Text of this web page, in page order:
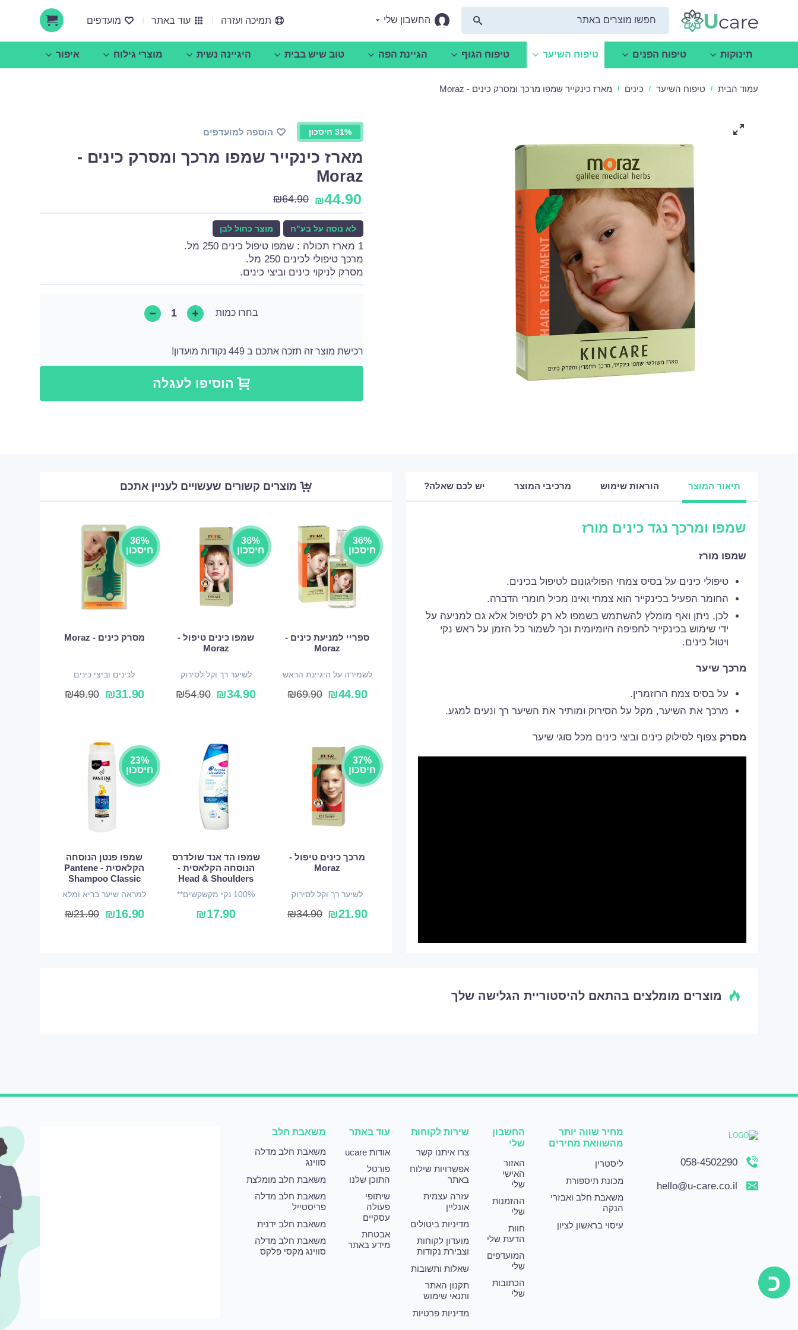
החשבון שלי תמיכה ועזרה עוד באתר מועדפים
תינוקות טיפוח הפנים טיפוח השיער טיפוח הגוף הגיינת הפה טוב שיש בבית היגיינה נשית מוצרי גילוח איפור
עמוד הבית / טיפוח השיער / כינים / מארז כינקייר שמפו מרכך ומסרק כינים - Moraz
31% חיסכון הוספה למועדפים
מארז כינקייר שמפו מרכך ומסרק כינים -
Moraz
₪44.90
₪64.90
לא נוסה על בע"ח מוצר כחול לבן
1 מארז תכולה : שמפו טיפול כינים 250 מל.
מרכך טיפולי לכינים 250 מל.
מסרק לניקוי כינים וביצי כינים.
בחרו כמות
רכישת מוצר זה תזכה אתכם ב 449 נקודות מועדון!
הוסיפו לעגלה
תיאור המוצר הוראות שימוש מרכיבי המוצר יש לכם שאלה?
שמפו ומרכך נגד כינים מורז
שמפו מורז
טיפולי כינים על בסיס צמחי הפוליגונום לטיפול בכינים.
החומר הפעיל בכינקייר הוא צמחי ואינו מכיל חומרי הדברה.
לכן, ניתן ואף מומלץ להשתמש בשמפו לא רק לטיפול אלא גם למניעה על
ידי שימוש בכינקייר לחפיפה היומיומית וכך לשמור כל הזמן על ראש נקי
ויטול כינים.
מרכך שיער
על בסיס צמח הרוזמרין.
מרכך את השיער, מקל על הסירוק ומותיר את השיער רך ונעים למגע.
מסרק צפוף לסילוק כינים וביצי כינים מכל סוגי שיער
מוצרים קשורים שעשויים לעניין אתכם
36%
חיסכון
ספריי למניעת כינים -
Moraz
לשמירה על היגיינת הראש
₪44.90
₪69.90
36%
חיסכון
שמפו כינים טיפול -
Moraz
לשיער רך וקל לסירוק
₪34.90
₪54.90
36%
חיסכון
מסרק כינים - Moraz
לכינים וביצי כינים
₪31.90
₪49.90
37%
חיסכון
מרכך כינים טיפול -
Moraz
לשיער רך וקל לסירוק
₪21.90
₪34.90
שמפו הד אנד שולדרס
הנוסחה הקלאסית -
Head & Shoulders
100% נקי מקשקשים**
₪17.90
23%
חיסכון
שמפו פנטן הנוסחה
הקלאסית - Pantene
Shampoo Classic
למראה שיער בריא ומלא
₪16.90
₪21.90
מוצרים מומלצים בהתאם להיסטוריית הגלישה שלך
058-4502290
hello@u-care.co.il
מחיר שווה יותר
מהשוואת מחירים
ליסטרין
מכונת תיספורת
משאבת חלב ואבזרי
הנקה
עיסוי בראשון לציון
החשבון
שלי
האזור
האישי
שלי
ההזמנות
שלי
חוות
הדעת שלי
המועדפים
שלי
הכתובות
שלי
שירות לקוחות
צרו איתנו קשר
אפשרויות שילוח
באתר
עזרה עצמית
אונליין
מדיניות ביטולים
מועדון לקוחות
וצבירת נקודות
שאלות ותשובות
תקנון האתר
ותנאי שימוש
מדיניות פרטיות
עוד באתר
אודות ucare
פורטל
התוכן שלנו
שיתופי
פעולה
עסקיים
אבטחת
מידע באתר
משאבת חלב
משאבת חלב מדלה
סווינג
משאבת חלב מומלצת
משאבת חלב מדלה
פריסטייל
משאבת חלב ידנית
משאבת חלב מדלה
סווינג מקסי פלקס
כ